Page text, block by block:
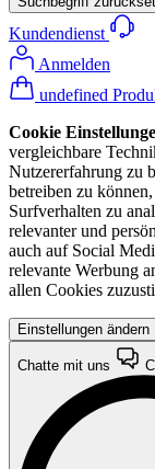
Kundendienst
Anmelden
undefined
Cookie
vergleichbare
Nutzererfahrung zu
betreiben zu
Surfverhalten zu
relevanter und
auch auf Social
relevante Werbung
allen Cookies
Einstellungen ändern
Chatte mit uns